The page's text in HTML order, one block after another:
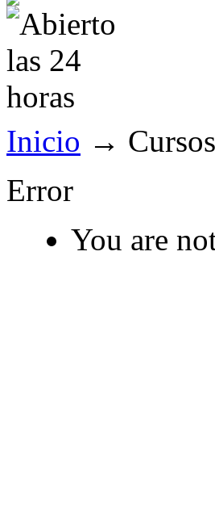
Inicio →
Error
You are